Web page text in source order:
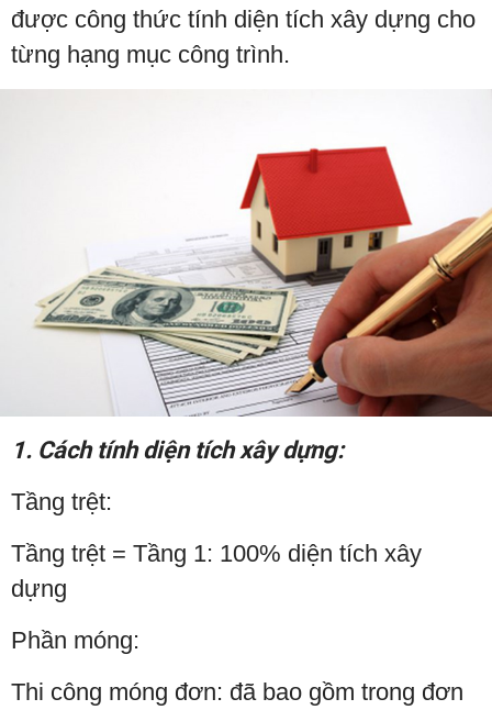
được công thức tính diện tích xây dựng cho
từng hạng mục công trình.
1. Cách tính diện tích xây dựng:
Tầng trệt:
Tầng trệt = Tầng 1: 100% diện tích xây
dựng
Phần móng:
Thi công móng đơn: đã bao gồm trong đơn